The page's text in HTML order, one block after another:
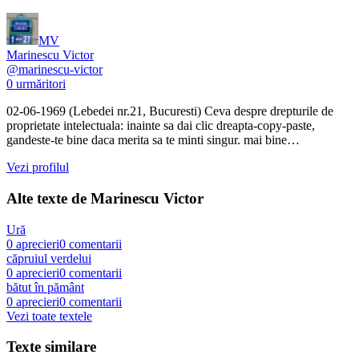
MV
Marinescu Victor
@marinescu-victor
0 urmăritori
02-06-1969 (Lebedei nr.21, Bucuresti) Ceva despre drepturile de
proprietate intelectuala: inainte sa dai clic dreapta-copy-paste,
gandeste-te bine daca merita sa te minti singur. mai bine…
Vezi profilul
Alte texte de Marinescu Victor
Ură
0 aprecieri0 comentarii
căpruiul verdelui
0 aprecieri0 comentarii
bătut în pământ
0 aprecieri0 comentarii
Vezi toate textele
Texte similare